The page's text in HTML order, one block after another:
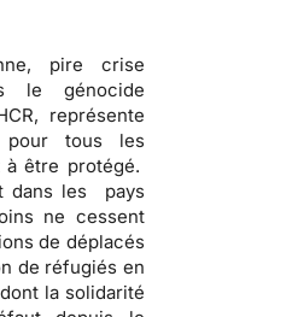
pire crise
le génocide
représente
pour tous les
être protégé.
dans les pays
ne cessent
de déplacés
de réfugiés en
la solidarité